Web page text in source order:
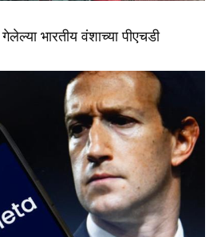
भारतीय वंशाच्या पीएचडी